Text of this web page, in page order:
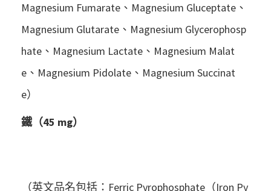
Magnesium Fumarate、Magnesium Gluceptate、
Magnesium Glutarate、Magnesium Glycerophosp
hate、Magnesium Lactate、Magnesium Malat
e、Magnesium Pidolate、Magnesium Succinat
e）
鐵（45 mg）
（英文品名包括：Ferric Pyrophosphate（Iron Py